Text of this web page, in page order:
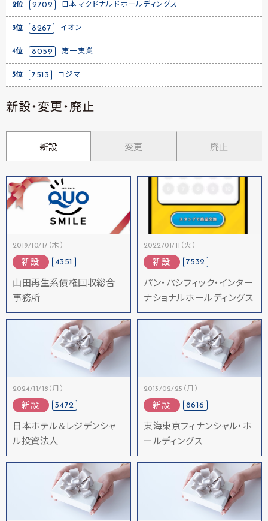
2位 2702 日本マクドナルドホールディングス
3位 8267 イオン
4位 8059 第一実業
5位 7513 コジマ
新設・変更・廃止
新設 変更 廃止
2019/10/17（木）
新設 4351
山田再生系債権回収総合
事務所
2022/01/11（火）
新設 7532
パン・パシフィック・インター
ナショナルホールディングス
2024/11/18（月）
新設 3472
日本ホテル＆レジデンシャ
ル投資法人
2013/02/25（月）
新設 8616
東海東京フィナンシャル・ホ
ールディングス